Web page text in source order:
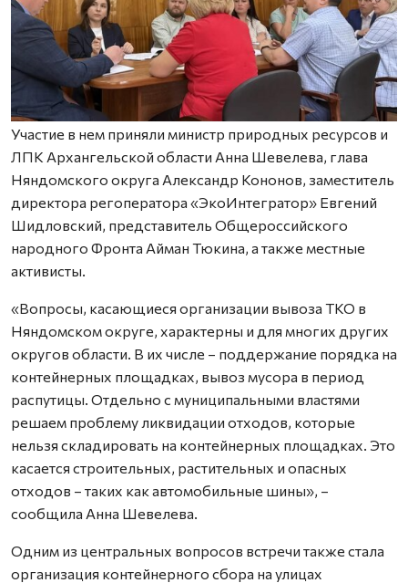
Участие в нем приняли министр природных ресурсов и
ЛПК Архангельской области Анна Шевелева, глава
Няндомского округа Александр Кононов, заместитель
директора регоператора «ЭкоИнтегратор» Евгений
Шидловский, представитель Общероссийского
народного Фронта Айман Тюкина, а также местные
активисты.
«Вопросы, касающиеся организации вывоза ТКО в
Няндомском округе, характерны и для многих других
округов области. В их числе – поддержание порядка на
контейнерных площадках, вывоз мусора в период
распутицы. Отдельно с муниципальными властями
решаем проблему ликвидации отходов, которые
нельзя складировать на контейнерных площадках. Это
касается строительных, растительных и опасных
отходов – таких как автомобильные шины», –
сообщила Анна Шевелева.
Одним из центральных вопросов встречи также стала
организация контейнерного сбора на улицах